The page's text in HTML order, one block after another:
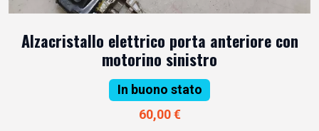
Alzacristallo elettrico porta anteriore con
motorino sinistro
In buono stato
60,00 €